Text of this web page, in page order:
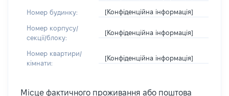
Номер будинку: [Конфіденційна інформація]
Номер корпусу/
секції/блоку:
[Конфіденційна інформація]
Номер квартири/
кімнати:
[Конфіденційна інформація]
Місце фактичного проживання або поштова